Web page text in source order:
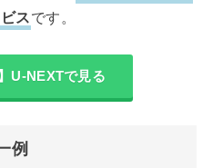
スです。
U-NEXTで見る
例